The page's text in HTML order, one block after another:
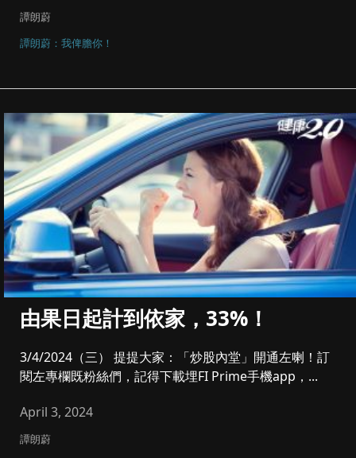
譚朗蔚
譚朗蔚：我俾膽你！
由果日起計到依家，33%！
3/4/2024（三） 提提大家：「炒股內堂」開通左喇！訂
閱左專欄既粉絲們，記得下載埋FI Prime手機app，...
April 3, 2024
譚朗蔚